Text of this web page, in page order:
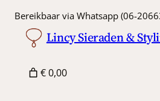
Bereikbaar via Whatsapp
Lincy Sieraden &
€ 0,00